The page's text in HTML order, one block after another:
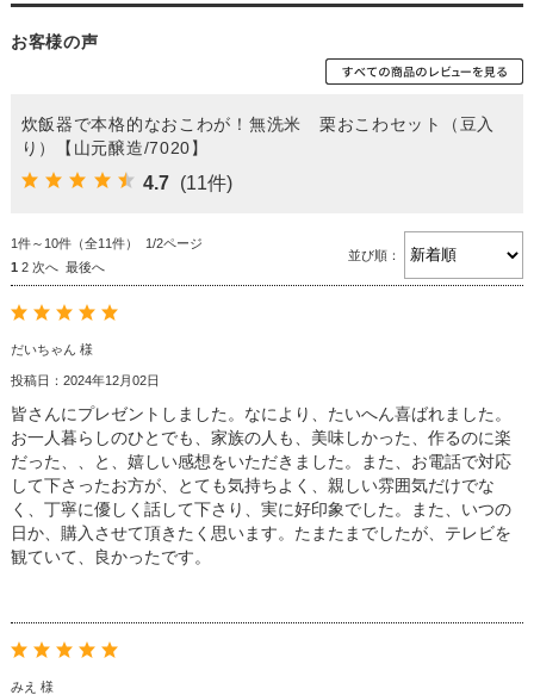
お客様の声
炊飯器で本格的なおこわが！無洗米 栗おこわセット（豆入
り）【山元醸造/7020】
4.7 (11件)
1件～10件（全11件） 1/2ページ
1 2 次へ 最後へ
並び順：
だいちゃん 様
投稿日：2024年12月02日
皆さんにプレゼントしました。なにより、たいへん喜ばれました。
お一人暮らしのひとでも、家族の人も、美味しかった、作るのに楽
だった、、と、嬉しい感想をいただきました。また、お電話で対応
して下さったお方が、とても気持ちよく、親しい雰囲気だけでな
く、丁寧に優しく話して下さり、実に好印象でした。また、いつの
日か、購入させて頂きたく思います。たまたまでしたが、テレビを
観ていて、良かったです。
みえ 様